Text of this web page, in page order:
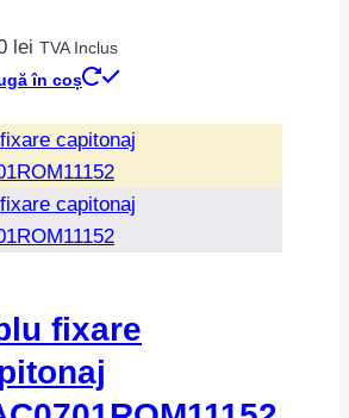
lei TVA Inclus
în coș
fixare